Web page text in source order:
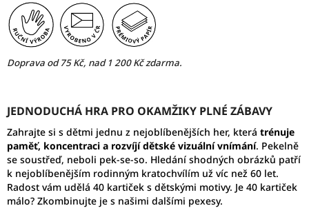
Doprava od 75 Kč, nad 1 200 Kč zdarma.
JEDNODUCHÁ HRA PRO OKAMŽIKY PLNÉ ZÁBAVY
Zahrajte si s dětmi jednu z nejoblíbenějších her, která trénuje
paměť, koncentraci a rozvíjí dětské vizuální vnímání. Pekelně
se soustřeď, neboli pek-se-so. Hledání shodných obrázků patří
k nejoblíbenějším rodinným kratochvílím už víc než 60 let.
Radost vám udělá 40 kartiček s dětskými motivy. Je 40 kartiček
málo? Zkombinujte je s našimi dalšími pexesy.